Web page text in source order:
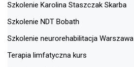
Szkolenie Karolina Staszczak Skarba
Szkolenie NDT Bobath
Szkolenie neurorehabilitacja Warszawa
Terapia limfatyczna kurs